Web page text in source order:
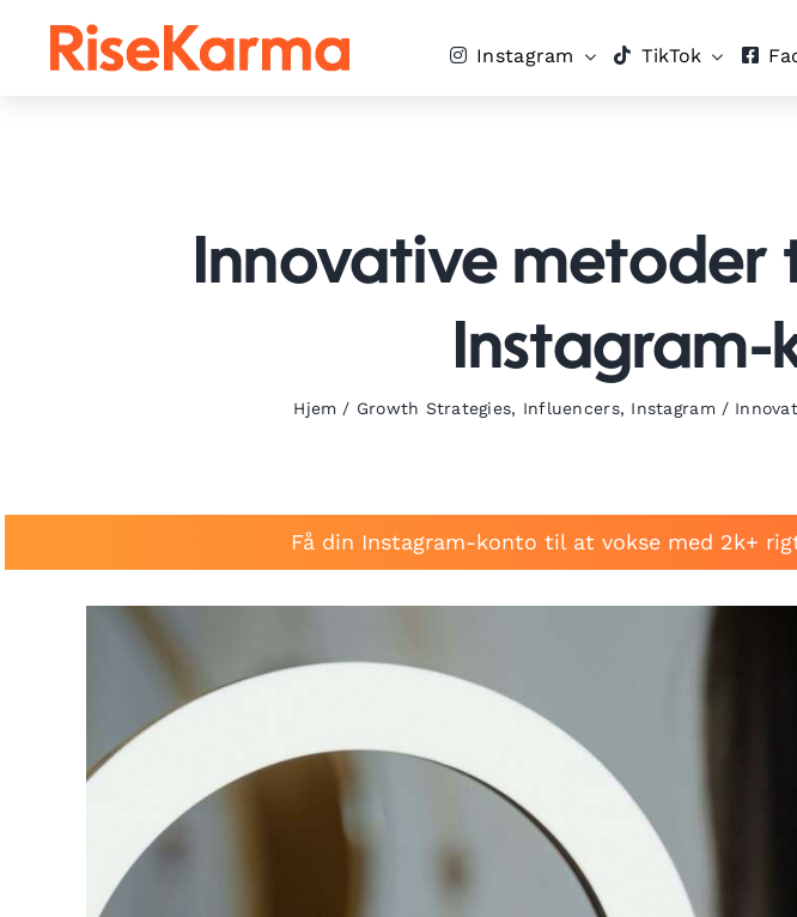
Instagram TikTok
Innovative metoder
Instagram-
Hjem / Growth Strategies, Influencers, Instagram /
Få din Instagram-konto til at vokse med 2k+